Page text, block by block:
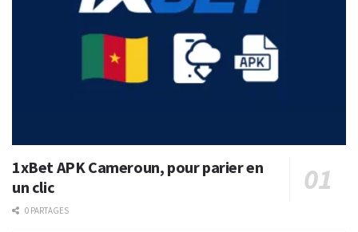
1xBet APK Cameroun, pour parier en
un clic
0 PARTAGES